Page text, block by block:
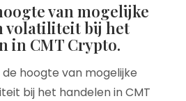
van mogelijke
volatiliteit bij het
in CMT Crypto.
hoogte van mogelijke
bij het handelen in CMT